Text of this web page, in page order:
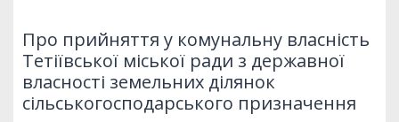
Про прийняття у комунальну власність
Тетіївської міської ради з державної
власності земельних ділянок
сільськогосподарського призначення